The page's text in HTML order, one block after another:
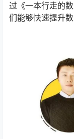
过《一本行走的
们能够快速提升